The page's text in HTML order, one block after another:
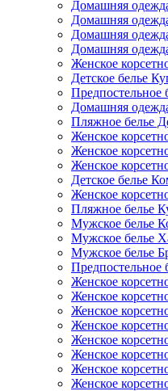
Домашняя
Домашняя
Домашняя
Домашняя
Женское
Детское белье
Предпостельное
Домашняя
Пляжное белье
Женское
Женское
Женское
Детское белье
Женское
Пляжное белье
Мужское белье
Мужское белье
Мужское белье
Предпостельное
Женское
Женское
Женское
Женское
Женское
Женское
Женское
Женское